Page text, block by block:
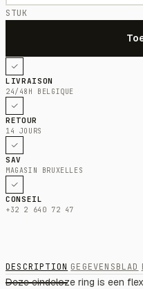
STUK
LIVRAISON
24/48H BELGIQUE
RETOUR
14 JOURS
SAV
MAGASIN BRUXELLES
CONSEIL
+32 2 640 72 47
DESCRIPTION GEGEVENSBLAD
Deze eindeloze ring is een